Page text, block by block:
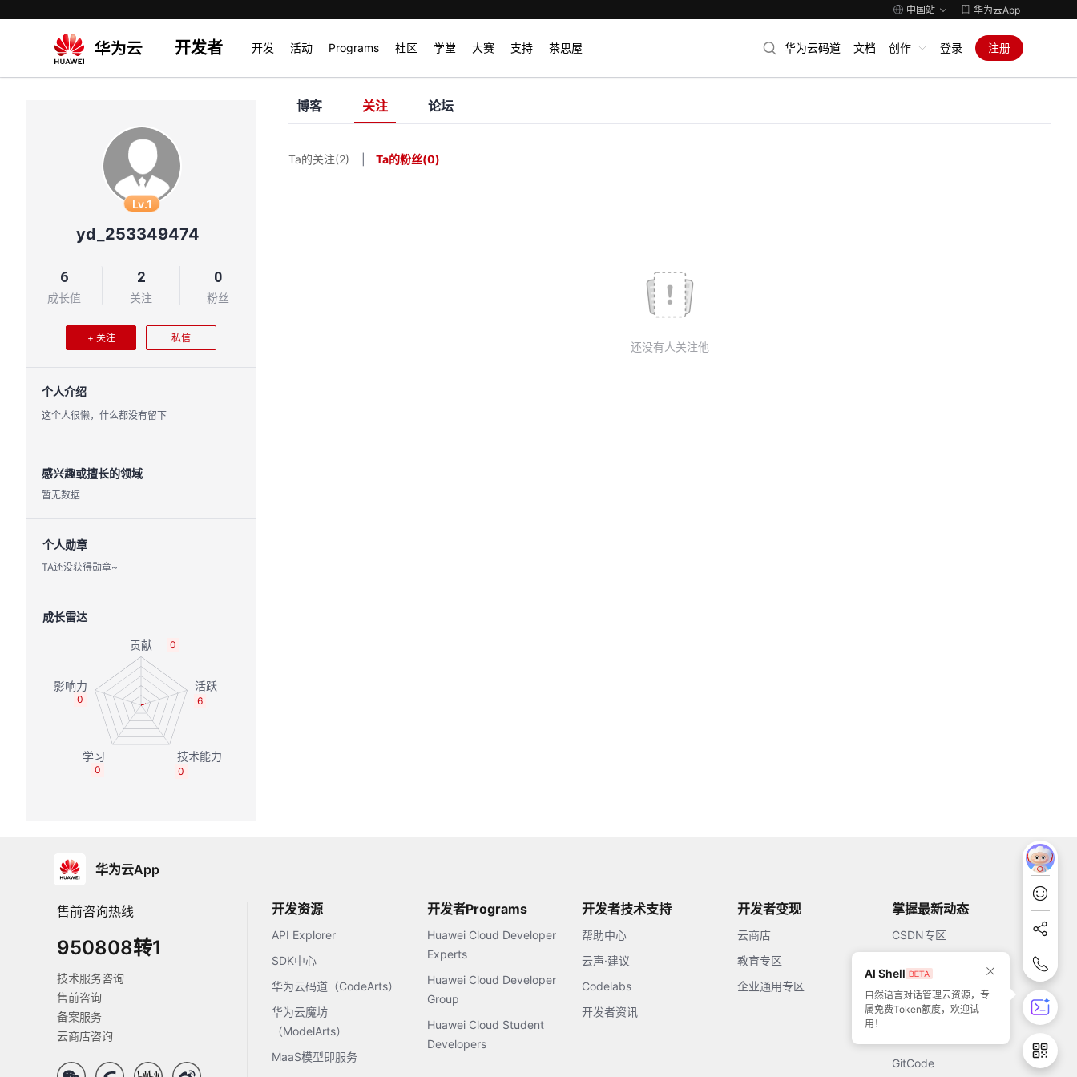
中国站 华为云App
开发者 开发 活动 Programs 社区 学堂 大赛 支持 茶思屋 华为云码道 文档 创作 登录 注册
Lv.1
yd_253349474
6
成长值
2
关注
0
粉丝
+ 关注 私信
个人介绍
这个人很懒，什么都没有留下
感兴趣或擅长的领域
暂无数据
个人勋章
TA还没获得勋章~
成长雷达
0
6
0
0
0
博客 关注 论坛
Ta的关注(2) Ta的粉丝(0)
还没有人关注他
华为云App
售前咨询热线
950808转1
技术服务咨询
售前咨询
备案服务
云商店咨询
开发资源
API Explorer
SDK中心
华为云码道（CodeArts）
华为云魔坊
（ModelArts）
MaaS模型即服务
开发者Programs
Huawei Cloud Developer
Experts
Huawei Cloud Developer
Group
Huawei Cloud Student
Developers
开发者技术支持
帮助中心
云声·建议
Codelabs
开发者资讯
开发者变现
云商店
教育专区
企业通用专区
掌握最新动态
CSDN专区
51CTO
GitCode
AI Shell
自然语言对话管理云资源，专
属免费Token额度，欢迎试
用！